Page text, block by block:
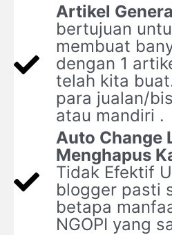
Artikel
bertujuan
membuat
dengan 1
telah kita
para jualan/
atau mandiri .
Auto Change
Menghapus
Tidak Efektif
blogger pasti
betapa
NGOPI yang